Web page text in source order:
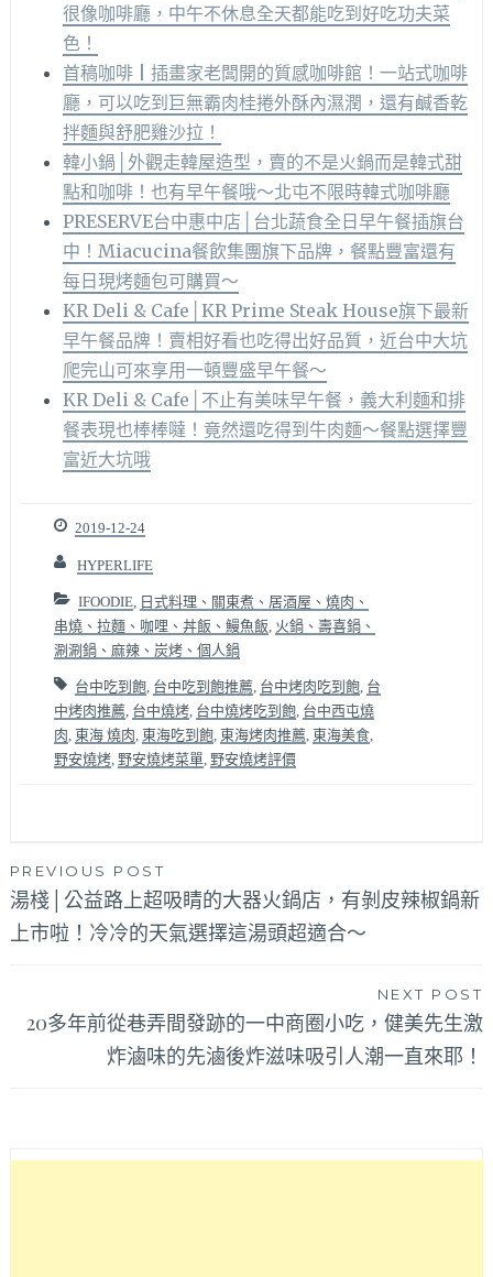
很像咖啡廳，中午不休息全天都能吃到好吃功夫菜
色！
首稿咖啡 | 插畫家老闆開的質感咖啡館！一站式咖啡
廳，可以吃到巨無霸肉桂捲外酥內濕潤，還有鹹香乾
拌麵與舒肥雞沙拉！
韓小鍋│外觀走韓屋造型，賣的不是火鍋而是韓式甜
點和咖啡！也有早午餐哦～北屯不限時韓式咖啡廳
PRESERVE台中惠中店│台北蔬食全日早午餐插旗台
中！Miacucina餐飲集團旗下品牌，餐點豐富還有
每日現烤麵包可購買～
KR Deli & Cafe│KR Prime Steak House旗下最新
早午餐品牌！賣相好看也吃得出好品質，近台中大坑
爬完山可來享用一頓豐盛早午餐～
KR Deli & Cafe│不止有美味早午餐，義大利麵和排
餐表現也棒棒噠！竟然還吃得到牛肉麵～餐點選擇豐
富近大坑哦
2019-12-24
HYPERLIFE
IFOODIE,
日式料理、關東煮、居酒屋、燒肉、
串燒、拉麵、咖哩、丼飯、鰻魚飯
火鍋、壽喜鍋、
涮涮鍋、麻辣、炭烤、個人鍋
台中吃到飽, 台中吃到飽推薦 台中烤肉吃到飽, 台
中烤肉推薦
台中燒烤, 台中燒烤吃到飽, 台中西屯燒
肉
東海 燒肉 東海吃到飽, 東海烤肉推薦 東海美食,
野安燒烤, 野安燒烤菜單 野安燒烤評價
文
章
導
PREVIOUS POST
湯棧│公益路上超吸睛的大器火鍋店，有剝皮辣椒鍋新
上市啦！冷冷的天氣選擇這湯頭超適合～
NEXT POST
20多年前從巷弄間發跡的一中商圈小吃，健美先生激
炸滷味的先滷後炸滋味吸引人潮一直來耶！